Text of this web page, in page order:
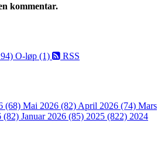
kommentar.
O-løp (1) RSS
(68) Mai 2026 (82) April 2026 (74) Mars
(82) Januar 2026 (85) 2025 (822) 2024